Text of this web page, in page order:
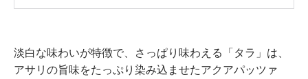
淡白な味わいが特徴で、さっぱり味わえる「タラ」は、
アサリの旨味をたっぷり染み込ませたアクアパッツァ